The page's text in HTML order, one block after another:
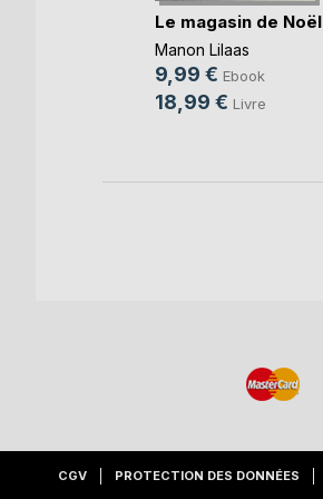
Le magasin de Noël
Manon Lilaas
9,99 € Ebook
18,99 € Livre
CGV PROTECTION DES DONNÉES